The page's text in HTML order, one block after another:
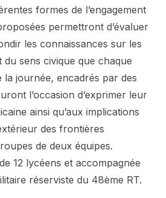
formes de l’engagement
permettront d’évaluer
les connaissances sur les
sens civique que chaque
journée, encadrés par des
l’occasion d’exprimer leur
ainsi qu’aux implications
des frontières
de deux équipes.
12 lycéens et accompagnée
réserviste du 48ème RT.